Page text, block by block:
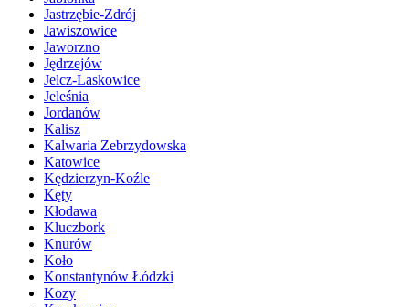
Jastrzębie-Zdrój
Jawiszowice
Jaworzno
Jędrzejów
Jelcz-Laskowice
Jeleśnia
Jordanów
Kalisz
Kalwaria Zebrzydowska
Katowice
Kędzierzyn-Koźle
Kęty
Kłodawa
Kluczbork
Knurów
Koło
Konstantynów Łódzki
Kozy